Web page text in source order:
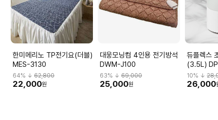
한미메리노 TP전기요(더블)
MES-3130
64% ↓ 62,800
22,000원
대웅모닝컴 4인용 전기방석
DWM-J100
63% ↓69,000
25,000원
듀플렉스
(3.5L)
10% ↓
26,000